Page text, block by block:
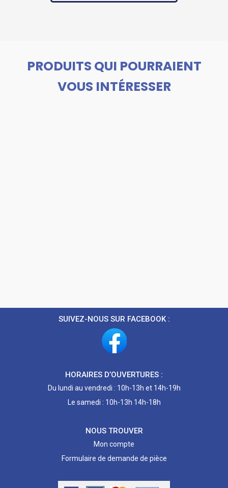
PRODUITS QUI POURRAIENT
VOUS INTÉRESSER
SUIVEZ-NOUS SUR FACEBOOK :
HORAIRES D’OUVERTURES :
Du lundi au vendredi : 10h-13h et 14h-19h
Le samedi : 10h-13h 14h-18h
NOUS TROUVER
Mon compte
Formulaire de demande de pièce